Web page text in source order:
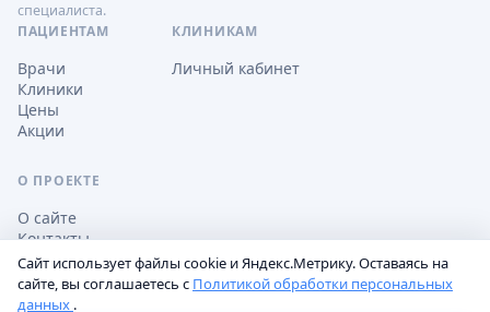
специалиста.
ПАЦИЕНТАМ
Врачи
Клиники
Цены
Акции
КЛИНИКАМ
Личный кабинет
О ПРОЕКТЕ
О сайте
Контакты
Сайт использует файлы cookie и Яндекс.Метрику. Оставаясь на
сайте, вы соглашаетесь с Политикой обработки персональных
данных .